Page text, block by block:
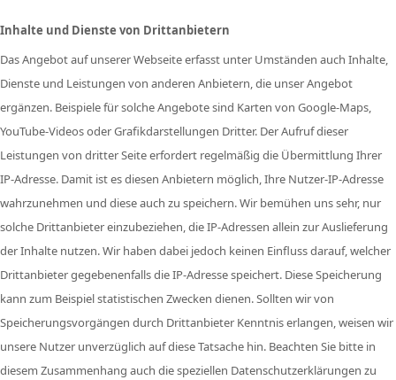
Inhalte und Dienste von Drittanbietern
Das Angebot auf unserer Webseite erfasst unter Umständen auch Inhalte,
Dienste und Leistungen von anderen Anbietern, die unser Angebot
ergänzen. Beispiele für solche Angebote sind Karten von Google-Maps,
YouTube-Videos oder Grafikdarstellungen Dritter. Der Aufruf dieser
Leistungen von dritter Seite erfordert regelmäßig die Übermittlung Ihrer
IP-Adresse. Damit ist es diesen Anbietern möglich, Ihre Nutzer-IP-Adresse
wahrzunehmen und diese auch zu speichern. Wir bemühen uns sehr, nur
solche Drittanbieter einzubeziehen, die IP-Adressen allein zur Auslieferung
der Inhalte nutzen. Wir haben dabei jedoch keinen Einfluss darauf, welcher
Drittanbieter gegebenenfalls die IP-Adresse speichert. Diese Speicherung
kann zum Beispiel statistischen Zwecken dienen. Sollten wir von
Speicherungsvorgängen durch Drittanbieter Kenntnis erlangen, weisen wir
unsere Nutzer unverzüglich auf diese Tatsache hin. Beachten Sie bitte in
diesem Zusammenhang auch die speziellen Datenschutzerklärungen zu